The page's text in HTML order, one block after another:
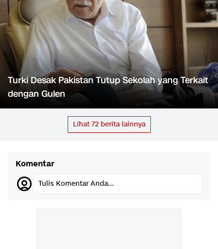
Turki Desak Pakistan Tutup Sekolah yang Terkait
dengan Gulen
Lihat 72berita lainnya
Komentar
Tulis Komentar Anda...